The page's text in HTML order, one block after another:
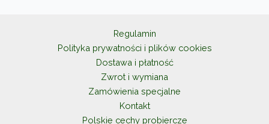
na
stronie
produktu
Regulamin
Polityka prywatności i plików cookies
Dostawa i płatność
Zwrot i wymiana
Zamówienia specjalne
Kontakt
Polskie cechy probiercze